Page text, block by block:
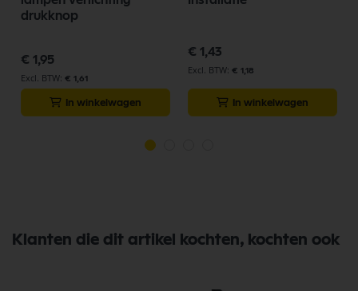
drukknop
€ 1,95
€ 1,61
In winkelwagen
€ 1,43
€ 1,18
In winkelwagen
Klanten die dit artikel kochten, kochten ook